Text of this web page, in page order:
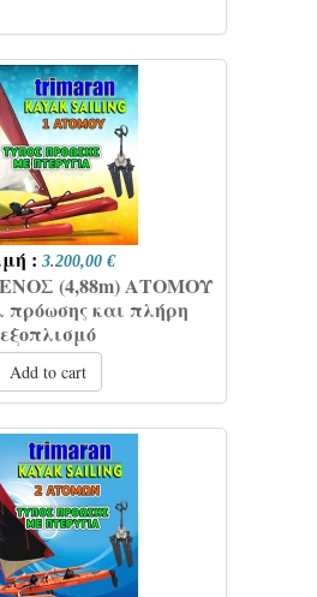
: 3.200,00 €
(4,88m) ΑΤΟΜΟΥ
πρόωσης και πλήρη
εξοπλισμό
Add to cart